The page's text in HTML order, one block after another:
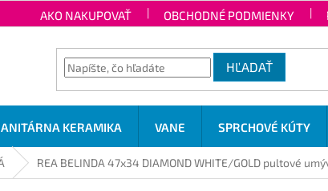
AKO NAKUPOVAŤ OBCHODNÉ PODMIENKY
HĽADAŤ
KERAMIKA VANE SPRCHOVÉ KÚTY
REA BELINDA 47x34 DIAMOND WHITE/GOLD pultové